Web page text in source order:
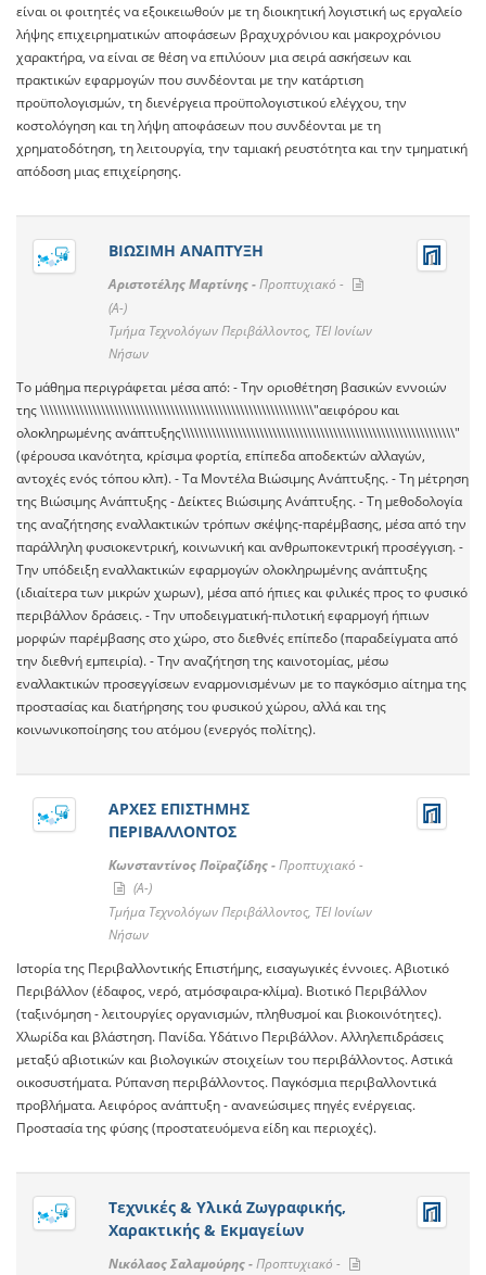
είναι οι φοιτητές να εξοικειωθούν με τη διοικητική λογιστική ως εργαλείο
λήψης επιχειρηματικών αποφάσεων βραχυχρόνιου και μακροχρόνιου
χαρακτήρα, να είναι σε θέση να επιλύουν μια σειρά ασκήσεων και
πρακτικών εφαρμογών που συνδέονται με την κατάρτιση
προϋπολογισμών, τη διενέργεια προϋπολογιστικού ελέγχου, την
κοστολόγηση και τη λήψη αποφάσεων που συνδέονται με τη
χρηματοδότηση, τη λειτουργία, την ταμιακή ρευστότητα και την τμηματική
απόδοση μιας επιχείρησης.
ΒΙΩΣΙΜΗ ΑΝΑΠΤΥΞΗ
Αριστοτέλης Μαρτίνης -Προπτυχιακό -
(A-)
Τμήμα Τεχνολόγων Περιβάλλοντος, ΤΕΙ Ιονίων
Νήσων
To μάθημα περιγράφεται μέσα από: - Την οριοθέτηση βασικών εννοιών
της \\\\\\\\\\\\\\\\\\\\\\\\\\\\\\\\\\\\\\\\\\\\\\\\\\\\\\\\\\\\\\\"αειφόρου και
ολοκληρωμένης ανάπτυξης\\\\\\\\\\\\\\\\\\\\\\\\\\\\\\\\\\\\\\\\\\\\\\\\\\\\\\\\\\\\\\\"
(φέρουσα ικανότητα, κρίσιμα φορτία, επίπεδα αποδεκτών αλλαγών,
αντοχές ενός τόπου κλπ). - Τα Μοντέλα Βιώσιμης Ανάπτυξης. - Τη μέτρηση
της Βιώσιμης Ανάπτυξης - Δείκτες Βιώσιμης Ανάπτυξης. - Τη μεθοδολογία
της αναζήτησης εναλλακτικών τρόπων σκέψης-παρέμβασης, μέσα από την
παράλληλη φυσιοκεντρική, κοινωνική και ανθρωποκεντρική προσέγγιση. -
Την υπόδειξη εναλλακτικών εφαρμογών ολοκληρωμένης ανάπτυξης
(ιδιαίτερα των μικρών χωρων), μέσα από ήπιες και φιλικές προς το φυσικό
περιβάλλον δράσεις. - Την υποδειγματική-πιλοτική εφαρμογή ήπιων
μορφών παρέμβασης στο χώρο, στο διεθνές επίπεδο (παραδείγματα από
την διεθνή εμπειρία). - Την αναζήτηση της καινοτομίας, μέσω
εναλλακτικών προσεγγίσεων εναρμονισμένων με το παγκόσμιο αίτημα της
προστασίας και διατήρησης του φυσικού χώρου, αλλά και της
κοινωνικοποίησης του ατόμου (ενεργός πολίτης).
ΑΡΧΕΣ ΕΠΙΣΤΗΜΗΣ
ΠΕΡΙΒΑΛΛΟΝΤΟΣ
Κωνσταντίνος Ποϊραζίδης -Προπτυχιακό -
(A-)
Τμήμα Τεχνολόγων Περιβάλλοντος, ΤΕΙ Ιονίων
Νήσων
Ιστορία της Περιβαλλοντικής Επιστήμης, εισαγωγικές έννοιες. Αβιοτικό
Περιβάλλον (έδαφος, νερό, ατμόσφαιρα-κλίμα). Βιοτικό Περιβάλλον
(ταξινόμηση - λειτουργίες οργανισμών, πληθυσμοί και βιοκοινότητες).
Χλωρίδα και βλάστηση. Πανίδα. Υδάτινο Περιβάλλον. Αλληλεπιδράσεις
μεταξύ αβιοτικών και βιολογικών στοιχείων του περιβάλλοντος. Αστικά
οικοσυστήματα. Ρύπανση περιβάλλοντος. Παγκόσμια περιβαλλοντικά
προβλήματα. Αειφόρος ανάπτυξη - ανανεώσιμες πηγές ενέργειας.
Προστασία της φύσης (προστατευόμενα είδη και περιοχές).
Τεχνικές & Υλικά Ζωγραφικής,
Χαρακτικής & Εκμαγείων
Νικόλαος Σαλαμούρης -Προπτυχιακό -